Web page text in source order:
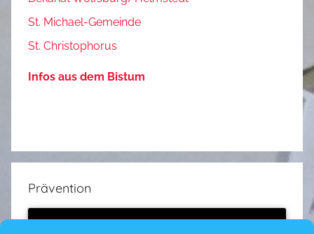
St. Michael-Gemeinde
St. Christophorus
Infos aus dem Bistum
Prävention